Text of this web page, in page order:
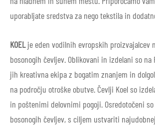
uporabljate sredstva za nego tekstila in
KOELje eden vodilnih evropskih proizvajalcev
bosonogih čevljev. Oblikovani in izdelani so na
jih kreativna ekipa z bogatim znanjem in
na področju otroške obutve. Čevlji Koel so
in poštenimi delovnimi pogoji. Osredotočeni
bosonogih čevljev, s ciljem ustvariti